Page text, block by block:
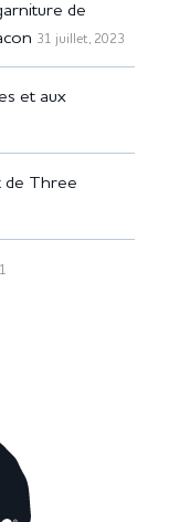
de
31 juillet, 2023
et aux
de Three